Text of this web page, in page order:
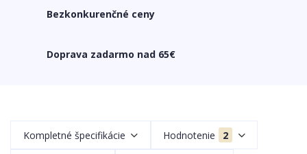
Bezkonkurenčné ceny
Doprava zadarmo nad 65€
Kompletné špecifikácie Hodnotenie 2